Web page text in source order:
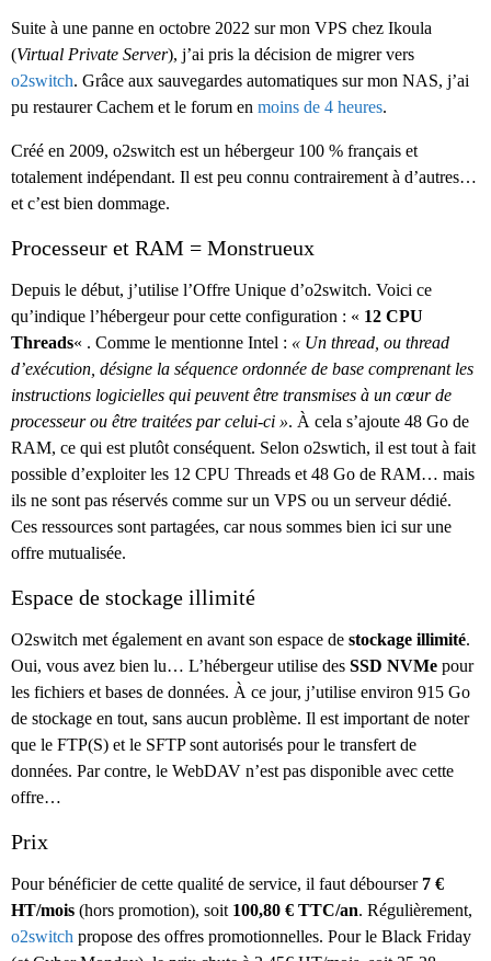
Suite à une panne en octobre 2022 sur mon VPS chez Ikoula
(Virtual Private Server), j’ai pris la décision de migrer vers
o2switch. Grâce aux sauvegardes automatiques sur mon NAS, j’ai
pu restaurer Cachem et le forum en moins de 4 heures.
Créé en 2009, o2switch est un hébergeur 100 % français et
totalement indépendant. Il est peu connu contrairement à d’autres…
et c’est bien dommage.
Processeur et RAM = Monstrueux
Depuis le début, j’utilise l’Offre Unique d’o2switch. Voici ce
qu’indique l’hébergeur pour cette configuration : « 12 CPU
Threads« . Comme le mentionne Intel : « Un thread, ou thread
d’exécution, désigne la séquence ordonnée de base comprenant les
instructions logicielles qui peuvent être transmises à un cœur de
processeur ou être traitées par celui-ci ». À cela s’ajoute 48 Go de
RAM, ce qui est plutôt conséquent. Selon o2swtich, il est tout à fait
possible d’exploiter les 12 CPU Threads et 48 Go de RAM… mais
ils ne sont pas réservés comme sur un VPS ou un serveur dédié.
Ces ressources sont partagées, car nous sommes bien ici sur une
offre mutualisée.
Espace de stockage illimité
O2switch met également en avant son espace de stockage illimité.
Oui, vous avez bien lu… L’hébergeur utilise des SSD NVMe pour
les fichiers et bases de données. À ce jour, j’utilise environ 915 Go
de stockage en tout, sans aucun problème. Il est important de noter
que le FTP(S) et le SFTP sont autorisés pour le transfert de
données. Par contre, le WebDAV n’est pas disponible avec cette
offre…
Prix
Pour bénéficier de cette qualité de service, il faut débourser 7 €
HT/mois (hors promotion), soit 100,80 € TTC/an. Régulièrement,
o2switch propose des offres promotionnelles. Pour le Black Friday